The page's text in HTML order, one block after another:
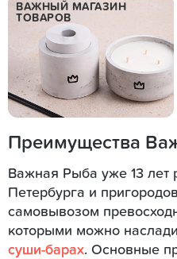
ВАЖНЫЙ МАГАЗИН
ТОВАРОВ
Преимущества
Важная Рыба уже 13 лет
Петербурга и
самовывозом
которыми можно
суши-барах. Основные